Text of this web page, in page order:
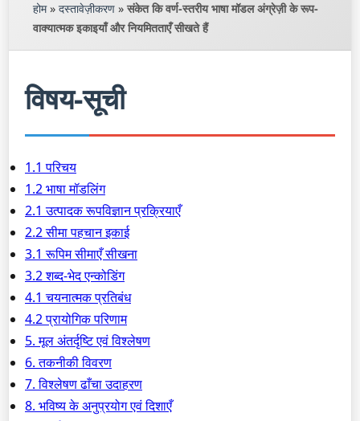
होम» दस्तावेज़ीकरण » संकेत कि वर्ण-स्तरीय भाषा मॉडल अंग्रेज़ी के रूप-
वाक्यात्मक इकाइयाँ और नियमितताएँ सीखते हैं
विषय-सूची
1.1 परिचय
1.2 भाषा मॉडलिंग
2.1 उत्पादक रूपविज्ञान प्रक्रियाएँ
2.2 सीमा पहचान इकाई
3.1 रूपिम सीमाएँ सीखना
3.2 शब्द-भेद एन्कोडिंग
4.1 चयनात्मक प्रतिबंध
4.2 प्रायोगिक परिणाम
5. मूल अंतर्दृष्टि एवं विश्लेषण
6. तकनीकी विवरण
7. विश्लेषण ढाँचा उदाहरण
8. भविष्य के अनुप्रयोग एवं दिशाएँ